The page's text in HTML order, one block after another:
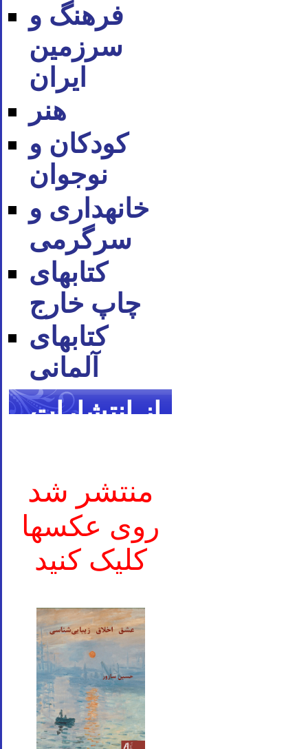
فرهنگ و
سرزمین
ایران
هنر
کودکان و
نوجوان
خانه‪داری و
سرگرمی
کتاب‪های
چاپ خارج
کتاب‪های
آلمانی
از انتشارات
منتشر شد
روی عکسها
کلیک کنید